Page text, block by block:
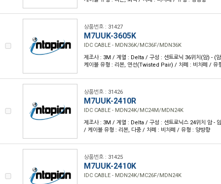
상품번호 : 31427
M7UUK-3605K
IDC CABLE - MDN36K/MC36F/MDN36K
제조사 : 3M / 계열 : Delta / 구성 : 센트로닉 36위치(암) - (
케이블 유형 : 리본, 연선(Twisted Pair) / 차폐 : 비차폐 / 유
상품번호 : 31426
M7UUK-2410R
IDC CABLE - MDN24K/MC24M/MDN24K
제조사 : 3M / 계열 : Delta / 구성 : 센트로닉스 24위치 암 -
/ 케이블 유형 : 리본, 다중 / 차폐 : 비차폐 / 유형 : 양방향
상품번호 : 31425
M7UUK-2410K
IDC CABLE - MDN24K/MC26F/MDN24K